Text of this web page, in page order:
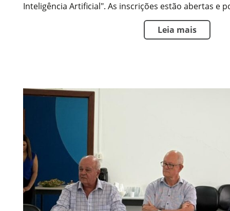
Inteligência Artificial". As inscrições estão abertas e
Leia mais